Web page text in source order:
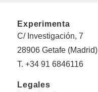
Experimenta
C/ Investigación, 7
28906 Getafe (Madrid)
T. +34 91 6846116
Legales